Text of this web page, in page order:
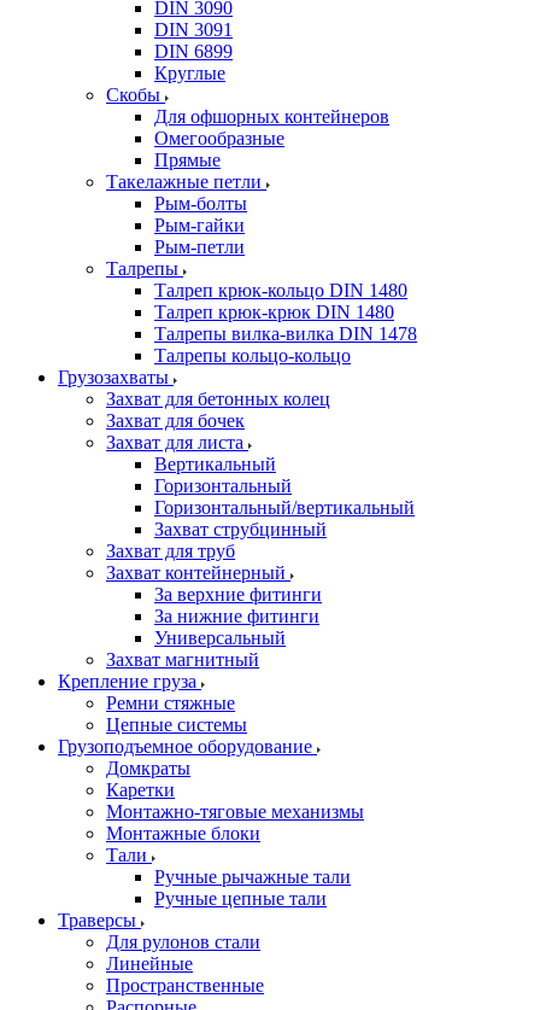
DIN 3090
DIN 3091
DIN 6899
Круглые
Скобы
Для офшорных контейнеров
Омегообразные
Прямые
Такелажные петли
Рым-болты
Рым-гайки
Рым-петли
Талрепы
Талреп крюк-кольцо DIN 1480
Талреп крюк-крюк DIN 1480
Талрепы вилка-вилка DIN 1478
Талрепы кольцо-кольцо
Грузозахваты
Захват для бетонных колец
Захват для бочек
Захват для листа
Вертикальный
Горизонтальный
Горизонтальный/вертикальный
Захват струбцинный
Захват для труб
Захват контейнерный
За верхние фитинги
За нижние фитинги
Универсальный
Захват магнитный
Крепление груза
Ремни стяжные
Цепные системы
Грузоподъемное оборудование
Домкраты
Каретки
Монтажно-тяговые механизмы
Монтажные блоки
Тали
Ручные рычажные тали
Ручные цепные тали
Траверсы
Для рулонов стали
Линейные
Пространственные